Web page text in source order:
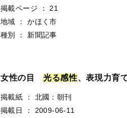
掲載ページ
：
21
地域
：
かほく市
種別
： 新聞記事
女性の目光る感性、表現力育
掲載紙 ：
北國：朝刊
掲載日
：
2009-06-11